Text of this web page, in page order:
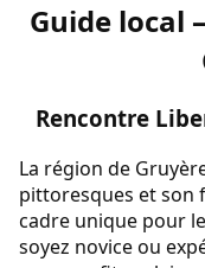
Guide local
Rencontre
La région de
pittoresques et son
cadre unique pour
soyez novice ou